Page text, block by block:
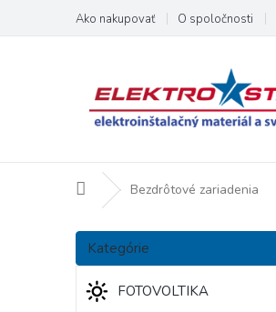
obsah
Ako nakupovať O spoločnosti
DomovBezdrôtové zariadenia
B
č
Preskočiť
kategórie
Kategórie
FOTOVOLTIKA